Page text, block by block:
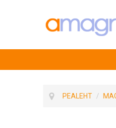
PEALEHT /